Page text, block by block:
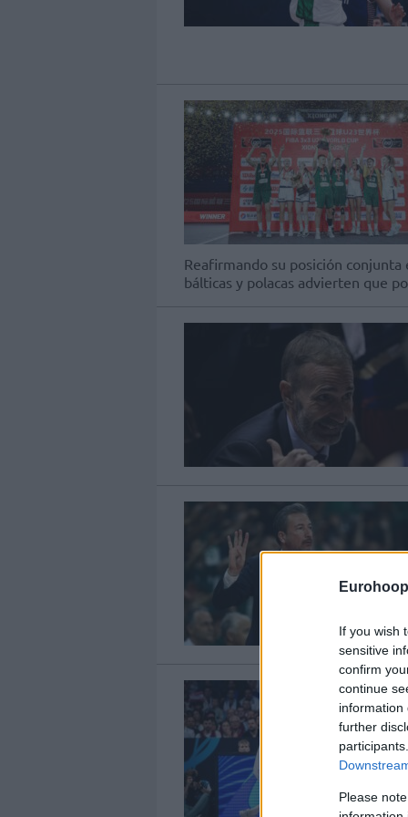
If you wish
sensitive
confirm
continue
information
further
Please
Reafirmando su posición
bálticas y polacas advierten que